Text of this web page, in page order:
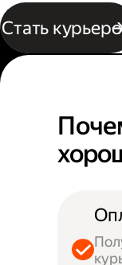
Стать